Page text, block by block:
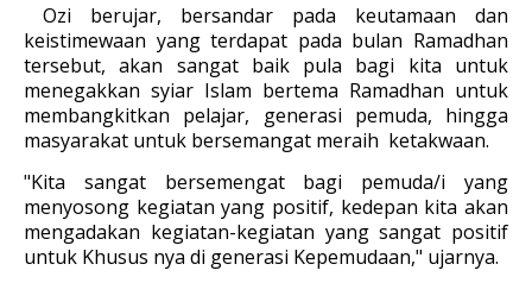
Ozi berujar, bersandar pada keutamaan dan
keistimewaan yang terdapat pada bulan Ramadhan
tersebut, akan sangat baik pula bagi kita untuk
menegakkan syiar Islam bertema Ramadhan untuk
membangkitkan pelajar, generasi pemuda, hingga
masyarakat untuk bersemangat meraih ketakwaan.
"Kita sangat bersemengat bagi pemuda/i yang
menyosong kegiatan yang positif, kedepan kita akan
mengadakan kegiatan-kegiatan yang sangat positif
untuk Khusus nya di generasi Kepemudaan," ujarnya.